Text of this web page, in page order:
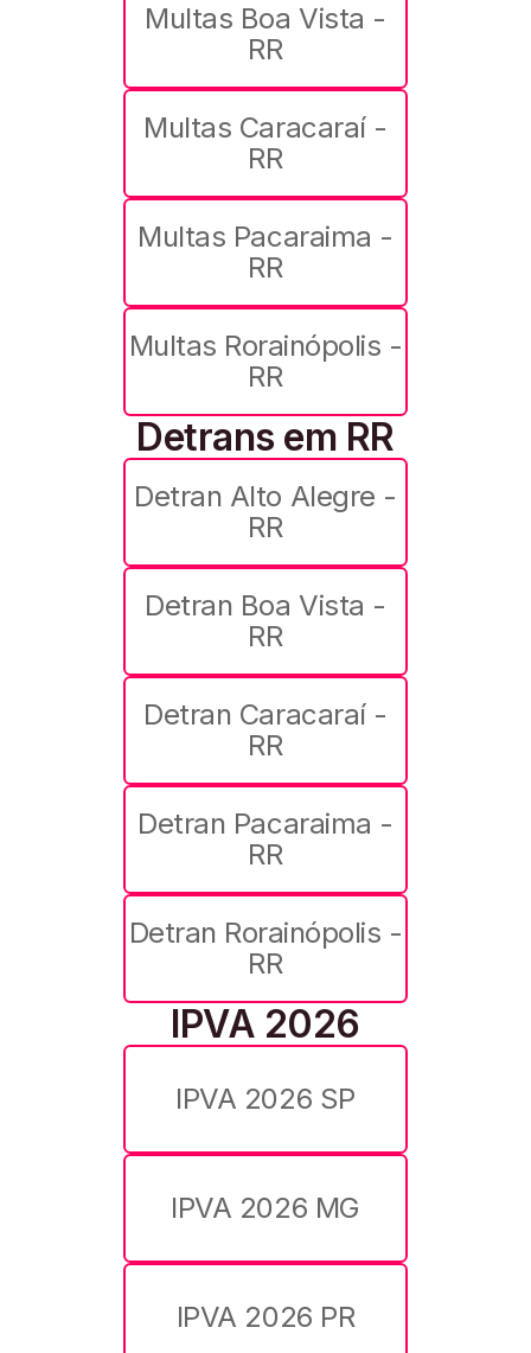
Multas Boa Vista -
RR
Multas Caracaraí -
RR
Multas Pacaraima -
RR
Multas Rorainópolis -
RR
Detrans em RR
Detran Alto Alegre -
RR
Detran Boa Vista -
RR
Detran Caracaraí -
RR
Detran Pacaraima -
RR
Detran Rorainópolis -
RR
IPVA 2026
IPVA 2026 SP
IPVA 2026 MG
IPVA 2026 PR